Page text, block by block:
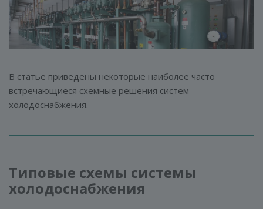
В статье приведены некоторые наиболее часто
встречающиеся схемные решения систем
холодоснабжения.
Типовые схемы системы
холодоснабжения